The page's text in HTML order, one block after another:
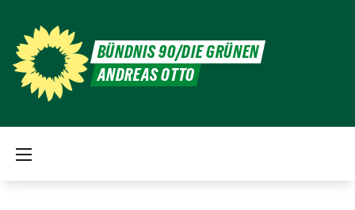
BÜNDNIS 90/DIE GRÜNEN
ANDREAS OTTO